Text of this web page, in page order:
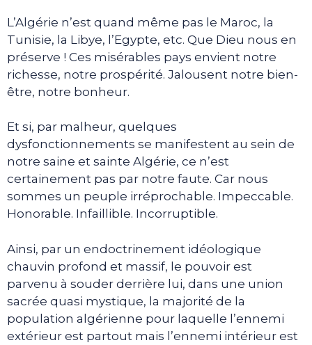
L’Algérie n’est quand même pas le Maroc, la
Tunisie, la Libye, l’Egypte, etc. Que Dieu nous en
préserve ! Ces misérables pays envient notre
richesse, notre prospérité. Jalousent notre bien-
être, notre bonheur.
Et si, par malheur, quelques
dysfonctionnements se manifestent au sein de
notre saine et sainte Algérie, ce n’est
certainement pas par notre faute. Car nous
sommes un peuple irréprochable. Impeccable.
Honorable. Infaillible. Incorruptible.
Ainsi, par un endoctrinement idéologique
chauvin profond et massif, le pouvoir est
parvenu à souder derrière lui, dans une union
sacrée quasi mystique, la majorité de la
population algérienne pour laquelle l’ennemi
extérieur est partout mais l’ennemi intérieur est